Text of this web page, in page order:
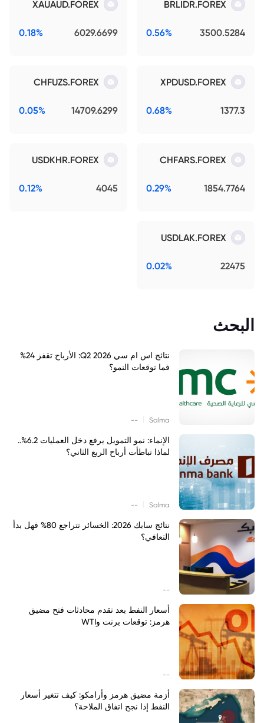
BRLIDR.FOREX
3500.5284
0.56%
XAUAUD.FOREX
6029.6699
0.18%
XPDUSD.FOREX
1377.3
0.68%
CHFUZS.FOREX
14709.6299
0.05%
CHFARS.FOREX
1854.7764
0.29%
USDKHR.FOREX
4045
0.12%
USDLAK.FOREX
22475
0.02%
البحث
نتائج اس ام سي Q2 2026: الأرباح تقفز 24%
فما توقعات النمو؟
Salma
--
الإنماء: نمو التمويل يرفع دخل العمليات 6.2%..
لماذا تباطأت أرباح الربع الثاني؟
Salma
--
نتائج سابك 2026: الخسائر تتراجع 80% فهل بدأ
التعافي؟
--
أسعار النفط بعد تقدم محادثات فتح مضيق
هرمز: توقعات برنت وWTI
--
أزمة مضيق هرمز وأرامكو: كيف تتغير أسعار
النفط إذا نجح اتفاق الملاحة؟